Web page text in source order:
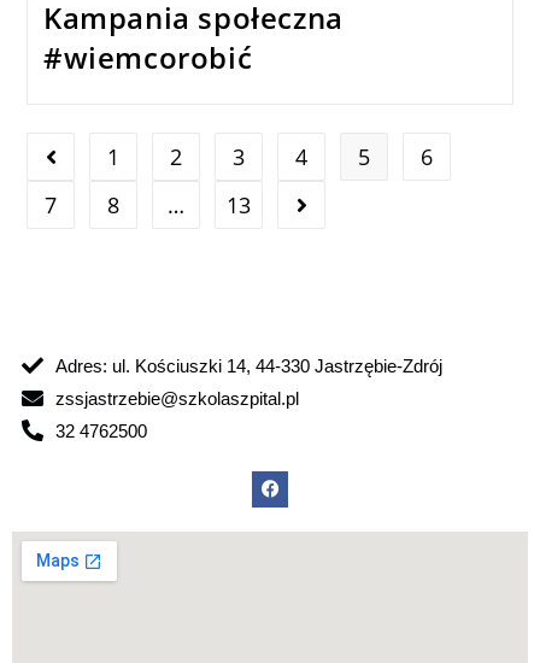
Kampania społeczna
#wiemcorobić
1 2 3 4 5
6
7
8 … 13
Adres: ul. Kościuszki 14, 44-330 Jastrzębie-Zdrój
zssjastrzebie@szkolaszpital.pl
32 4762500